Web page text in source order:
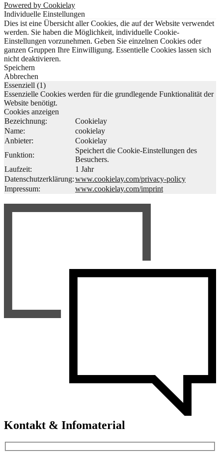
Powered by Cookielay
Individuelle Einstellungen
Dies ist eine Übersicht aller Cookies, die auf der Website verwendet
werden. Sie haben die Möglichkeit, individuelle Cookie-
Einstellungen vorzunehmen. Geben Sie einzelnen Cookies oder
ganzen Gruppen Ihre Einwilligung. Essentielle Cookies lassen sich
nicht deaktivieren.
Speichern
Abbrechen
Essenziell (1)
Essenzielle Cookies werden für die grundlegende Funktionalität der
Website benötigt.
Cookies anzeigen
Bezeichnung:
Cookielay
Name:
cookielay
Anbieter:
Cookielay
Funktion:
Speichert die Cookie-Einstellungen des
Besuchers.
Laufzeit:
1 Jahr
Datenschutzerklärung:www.cookielay.com/privacy-policy
Impressum:
www.cookielay.com/imprint
Kontakt & Infomaterial